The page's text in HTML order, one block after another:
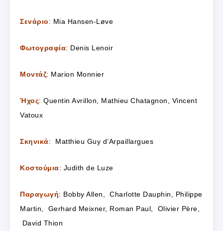
Σενάριο: Mia Hansen-Løve
Φωτογραφία: Denis Lenoir
Μοντάζ: Marion Monnier
Ήχος: Quentin Avrillon, Mathieu Chatagnon, Vincent
Vatoux
Σκηνικά: Matthieu Guy d’Arpaillargues
Κοστούμια: Judith de Luze
Παραγωγή: Bobby Allen, Charlotte Dauphin, Philippe
Martin, Gerhard Meixner, Roman Paul, Olivier Père,
David Thion